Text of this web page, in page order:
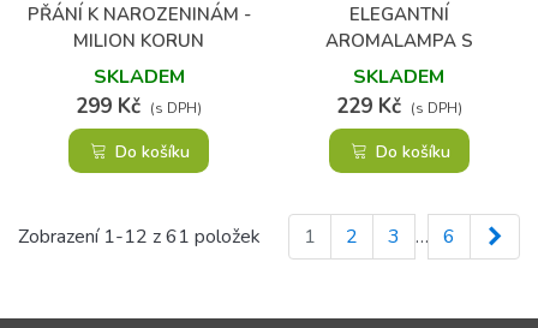
PŘÁNÍ K NAROZENINÁM -
MILION KORUN
SKLADEM
299 Kč (s DPH)
Do košíku
ELEGANTNÍ
AROMALAMPA S
BAMBUSEM
SKLADEM
229 Kč (s DPH)
Do košíku
Zobrazení 1-12 z 61 položek 1 2 3 … 6